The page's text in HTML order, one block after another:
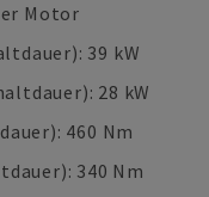
Motor
39 kW
28 kW
460 Nm
340 Nm